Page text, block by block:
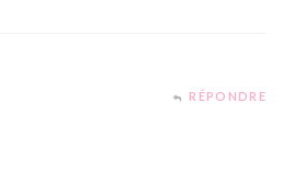
RÉPONDRE